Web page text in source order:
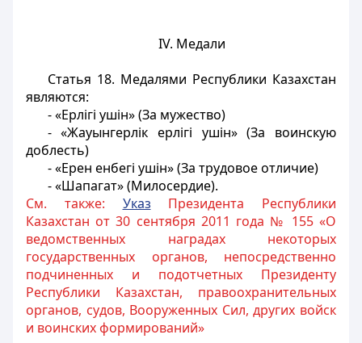
IV. Медали
Статья 18. Медалями Республики Казахстан
являются:
- «Ерлiгi ушiн» (За мужество)
- «Жауынгерлiк ерлiгi ушiн» (За воинскую
доблесть)
- «Ерен енбегi ушiн» (За трудовое отличие)
- «Шапагат» (Милосердие).
См. также: Указ Президента Республики
Казахстан от 30 сентября 2011 года № 155 «О
ведомственных наградах некоторых
государственных органов, непосредственно
подчиненных и подотчетных Президенту
Республики Казахстан, правоохранительных
органов, судов, Вооруженных Сил, других войск
и воинских формирований»